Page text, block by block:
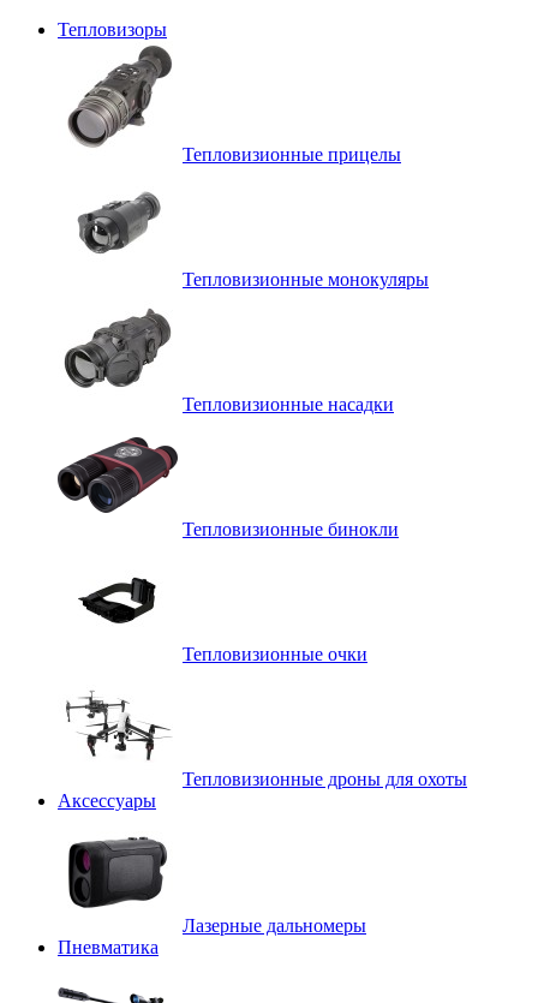
Тепловизоры
Тепловизионные прицелы
Тепловизионные монокуляры
Тепловизионные насадки
Тепловизионные бинокли
Тепловизионные очки
Тепловизионные дроны для охоты
Аксессуары
Лазерные дальномеры
Пневматика